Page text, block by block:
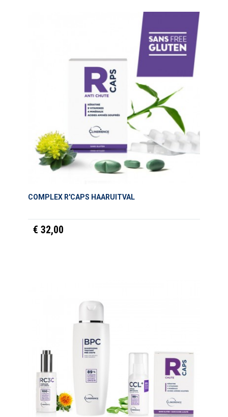
COMPLEX R'CAPS HAARUITVAL
€ 32,00